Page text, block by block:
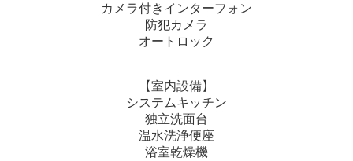
カメラ付きインターフォン
防犯カメラ
オートロック
【室内設備】
システムキッチン
独立洗面台
温水洗浄便座
浴室乾燥機